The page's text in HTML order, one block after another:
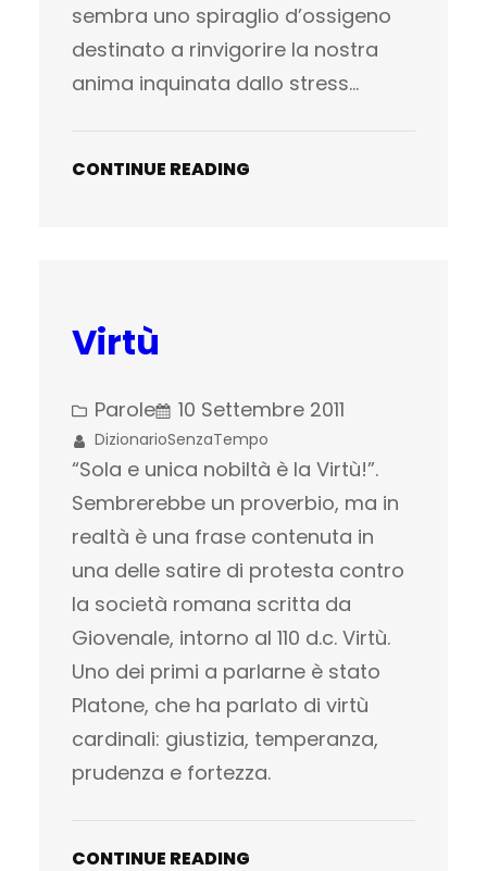
sembra uno spiraglio d’ossigeno
destinato a rinvigorire la nostra
anima inquinata dallo stress…
CONTINUE READING
Virtù
Parole 10 Settembre 2011
DizionarioSenzaTempo
“Sola e unica nobiltà è la Virtù!”.
Sembrerebbe un proverbio, ma in
realtà è una frase contenuta in
una delle satire di protesta contro
la società romana scritta da
Giovenale, intorno al 110 d.c. Virtù.
Uno dei primi a parlarne è stato
Platone, che ha parlato di virtù
cardinali: giustizia, temperanza,
prudenza e fortezza.
CONTINUE READING